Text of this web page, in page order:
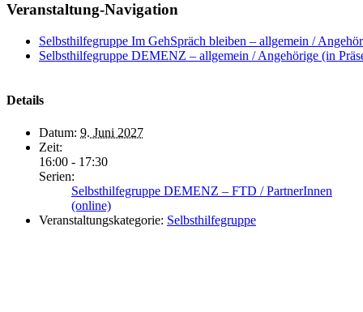
Veranstaltung-Navigation
Selbsthilfegruppe Im GehSpräch bleiben – allgemein /
Selbsthilfegruppe DEMENZ – allgemein / Angehörige (in
Details
Datum: 9. Juni 2027
Zeit:
16:00 - 17:30
Serien:
Selbsthilfegruppe DEMENZ – FTD / PartnerInnen
(online)
Veranstaltungskategorie: Selbsthilfegruppe